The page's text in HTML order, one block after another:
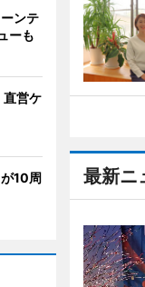
最新ニ
ンテ
ーも
営ケ
10周